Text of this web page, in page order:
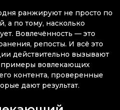
ранжируют не просто по
а по тому, насколько
Вовлечённость — это
репосты. И всё это
действительно вызывают
примеры вовлекающих
контента, проверенные
дают результат.